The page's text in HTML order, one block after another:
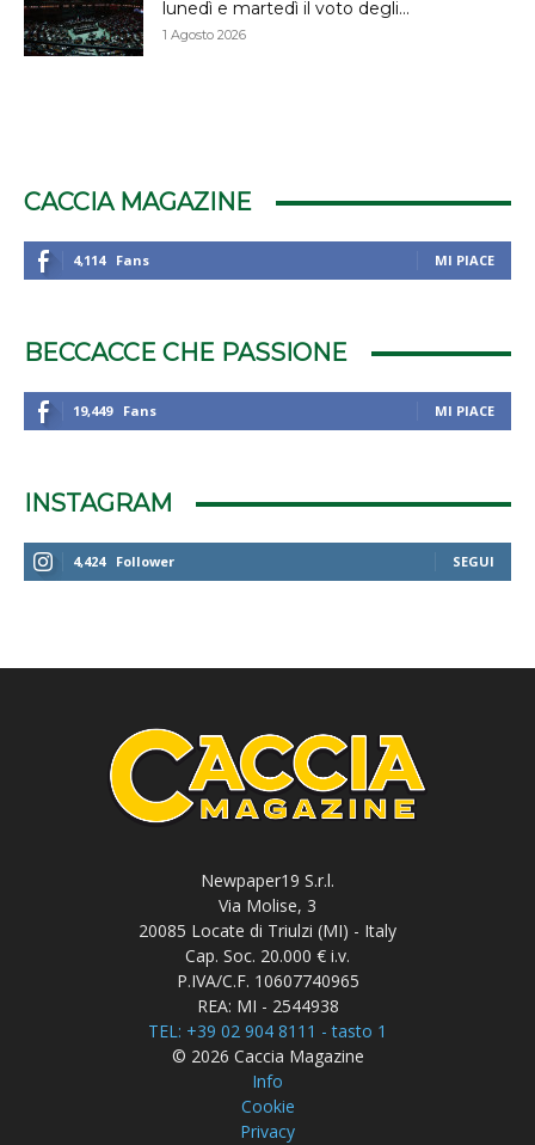
lunedì e martedì il voto degli...
1 Agosto 2026
CACCIA MAGAZINE
4,114 Fans MI PIACE
BECCACCE CHE PASSIONE
19,449 Fans MI PIACE
INSTAGRAM
4,424 Follower SEGUI
Newpaper19 S.r.l.
Via Molise, 3
20085 Locate di Triulzi (MI) - Italy
Cap. Soc. 20.000 € i.v.
P.IVA/C.F. 10607740965
REA: MI - 2544938
TEL: +39 02 904 8111 - tasto 1
© 2026 Caccia Magazine
Info
Cookie
Privacy